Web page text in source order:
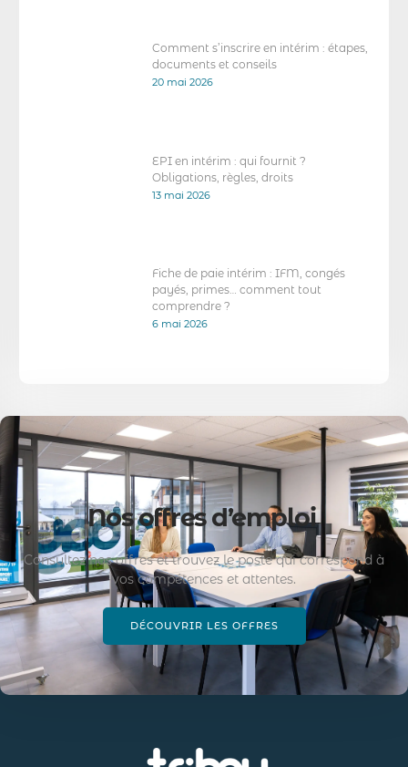
Comment s’inscrire en intérim : étapes,
documents et conseils
20 mai 2026
EPI en intérim : qui fournit ?
Obligations, règles, droits
13 mai 2026
Fiche de paie intérim : IFM, congés
payés, primes… comment tout
comprendre ?
6 mai 2026
Nos offres d’emploi
Consultez nos offres et trouvez le poste qui correspond à
vos compétences et attentes.
DÉCOUVRIR LES OFFRES